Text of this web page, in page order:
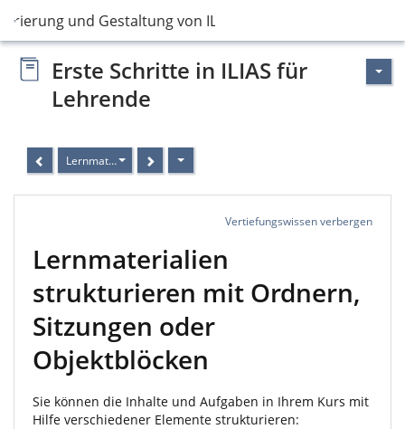
und Gestaltung von ILIAS-Kursen
Erste Schritte in ILIAS für
Lehrende
Lernmaterialien strukturieren mit Ordnern, Sitzungen oder
Vertiefungswissen verbergen
Lernmaterialien
strukturieren mit Ordnern,
Sitzungen oder
Objektblöcken
Sie können die Inhalte und Aufgaben in Ihrem Kurs mit
Hilfe verschiedener Elemente strukturieren: